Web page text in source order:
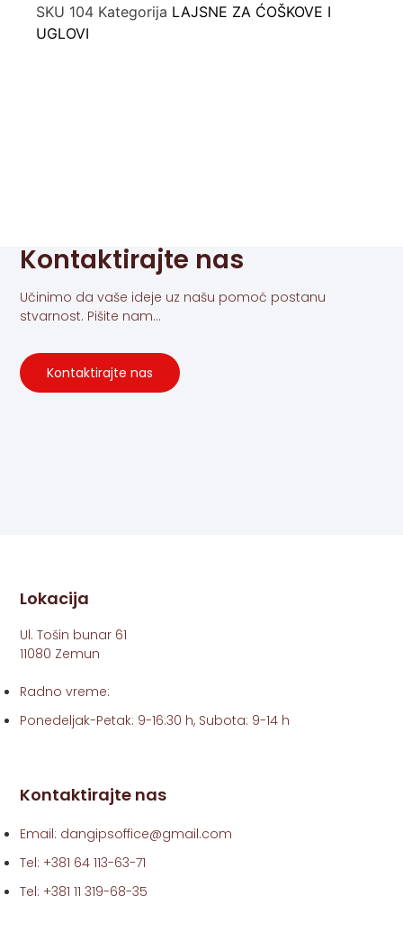
SKU 104 Kategorija LAJSNE ZA ĆOŠKOVE I
UGLOVI
Kontaktirajte nas
Učinimo da vaše ideje uz našu pomoć postanu
stvarnost. Pišite nam...
Kontaktirajte nas
Kontaktirajte nas
Email: dangipsoffice@gmail.com
Tel: +381 64 113-63-71
Tel: +381 11 319-68-35
Lokacija
Ul. Tošin bunar 61
11080 Zemun
Radno vreme:
Ponedeljak-Petak: 9-16:30 h, Subota: 9-14 h